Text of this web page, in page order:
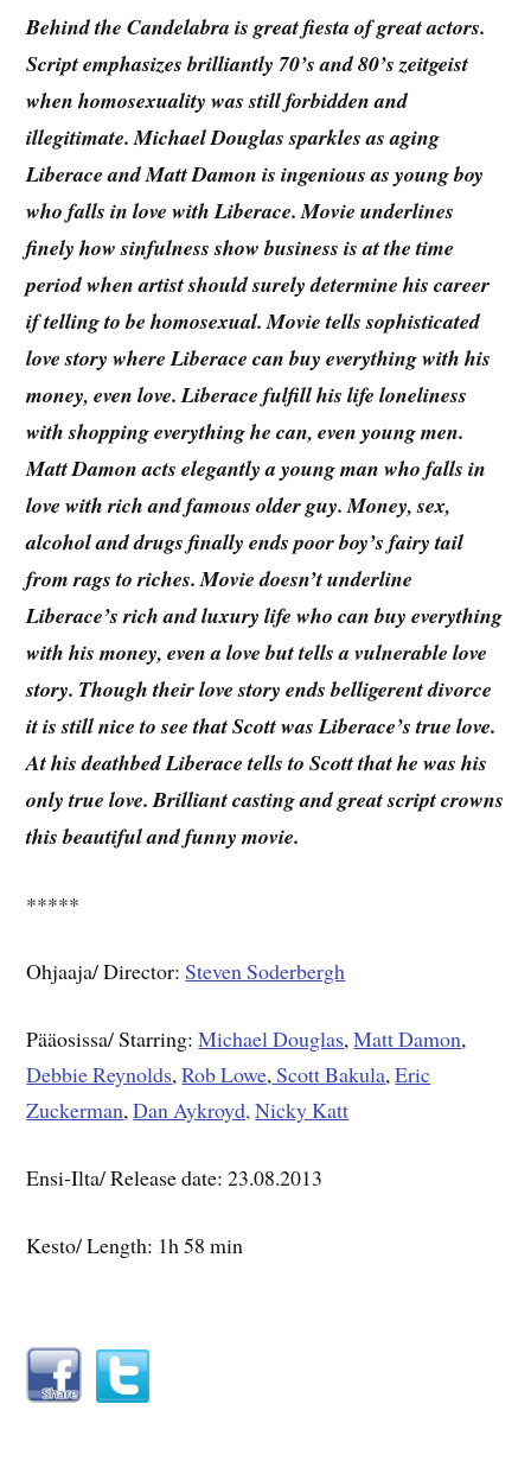
Behind the Candelabra is great fiesta of great actors.
Script emphasizes brilliantly 70’s and 80’s zeitgeist
when homosexuality was still forbidden and
illegitimate. Michael Douglas sparkles as aging
Liberace and Matt Damon is ingenious as young boy
who falls in love with Liberace. Movie underlines
finely how sinfulness show business is at the time
period when artist should surely determine his career
if telling to be homosexual. Movie tells sophisticated
love story where Liberace can buy everything with his
money, even love. Liberace fulfill his life loneliness
with shopping everything he can, even young men.
Matt Damon acts elegantly a young man who falls in
love with rich and famous older guy. Money, sex,
alcohol and drugs finally ends poor boy’s fairy tail
from rags to riches. Movie doesn’t underline
Liberace’s rich and luxury life who can buy everything
with his money, even a love but tells a vulnerable love
story. Though their love story ends belligerent divorce
it is still nice to see that Scott was Liberace’s true love.
At his deathbed Liberace tells to Scott that he was his
only true love. Brilliant casting and great script crowns
this beautiful and funny movie.
*****
Ohjaaja/ Director:Steven Soderbergh
Pääosissa/ Starring:Michael Douglas,Matt Damon,
Debbie Reynolds,Rob Lowe,Scott Bakula,Eric
Zuckerman,Dan Aykroyd,Nicky Katt
Ensi-Ilta/ Release date: 23.08.2013
Kesto/ Length: 1h 58 min